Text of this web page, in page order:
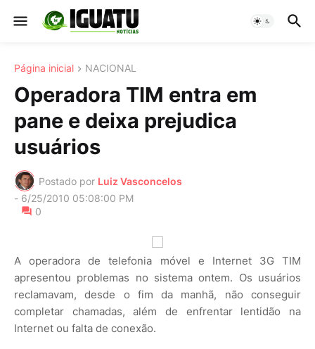
Página inicial NACIONAL
Operadora TIM entra em
pane e deixa prejudica
usuários
Postado por Luiz Vasconcelos
- 6/25/2010 05:08:00 PM
0
A operadora de telefonia móvel e Internet 3G TIM
apresentou problemas no sistema ontem. Os usuários
reclamavam, desde o fim da manhã, não conseguir
completar chamadas, além de enfrentar lentidão na
Internet ou falta de conexão.